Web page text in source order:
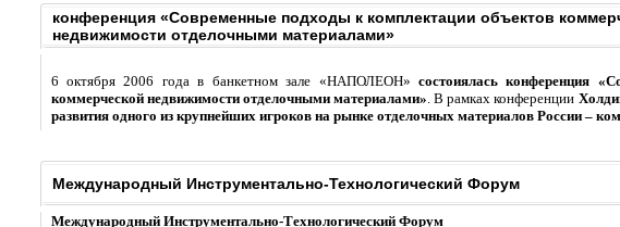
конференция «Современные подходы к комплектации объектов
недвижимости отделочными материалами»
6 октября 2006 года в банкетном зале «НАПОЛЕОН» состоиялась конференция
коммерческой недвижимости отделочными материалами». В рамках конференции
развития одного из крупнейших игроков на рынке отделочных материалов России –
Международный Инструментально-Технологический Форум
Международный Инструментально-Технологический Форум